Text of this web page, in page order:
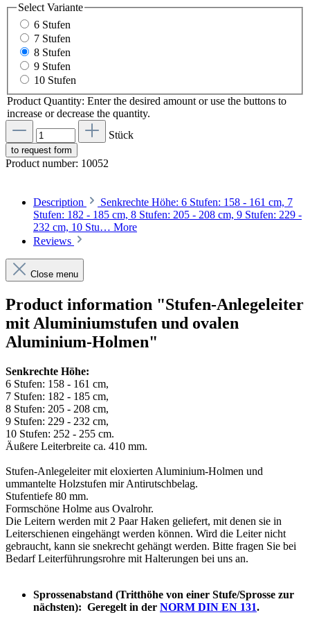
Select Variante
6 Stufen
7 Stufen
8 Stufen
9 Stufen
10 Stufen
Product Quantity: Enter the desired amount or use the buttons to
increase or decrease the quantity.
Stück
to request form
Product number: 10052
Description
Senkrechte Höhe: 6 Stufen: 158 - 161 cm, 7
Stufen: 182 - 185 cm, 8 Stufen: 205 - 208 cm, 9 Stufen: 229 -
232 cm, 10 Stu… More
Reviews
Close menu
Product information "Stufen-Anlegeleiter
mit Aluminiumstufen und ovalen
Aluminium-Holmen"
Senkrechte Höhe:
6 Stufen: 158 - 161 cm,
7 Stufen: 182 - 185 cm,
8 Stufen: 205 - 208 cm,
9 Stufen: 229 - 232 cm,
10 Stufen: 252 - 255 cm.
Äußere Leiterbreite ca. 410 mm.
Stufen-Anlegeleiter mit eloxierten Aluminium-Holmen und
ummantelte Holzstufen mir Antirutschbelag.
Stufentiefe 80 mm.
Formschöne Holme aus Ovalrohr.
Die Leitern werden mit 2 Paar Haken geliefert, mit denen sie in
Leiterschienen eingehängt werden können. Wird die Leiter nicht
gebraucht, kann sie snekrecht gehängt werden. Bitte fragen Sie bei
Bedarf Leiterführungsrohre mit Halterungen bei uns an.
Sprossenabstand (Tritthöhe von einer Stufe/Sprosse zur
nächsten): Geregelt in der NORM DIN EN 131.